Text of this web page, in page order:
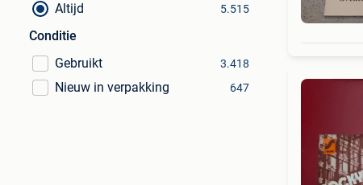
Altijd 5.515
Conditie
Gebruikt
3.418
Nieuw in verpakking 647